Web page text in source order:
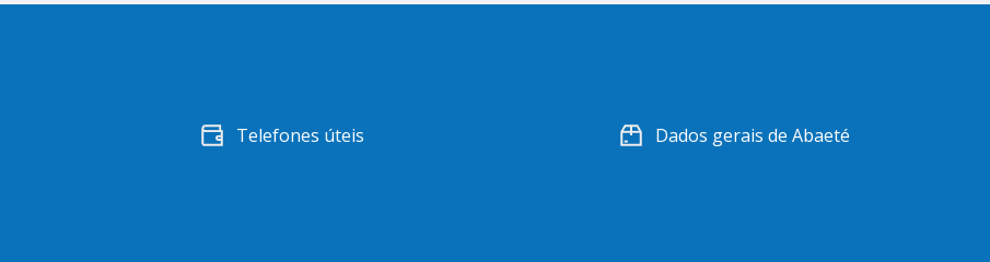
Telefones úteis Dados gerais de Abaeté